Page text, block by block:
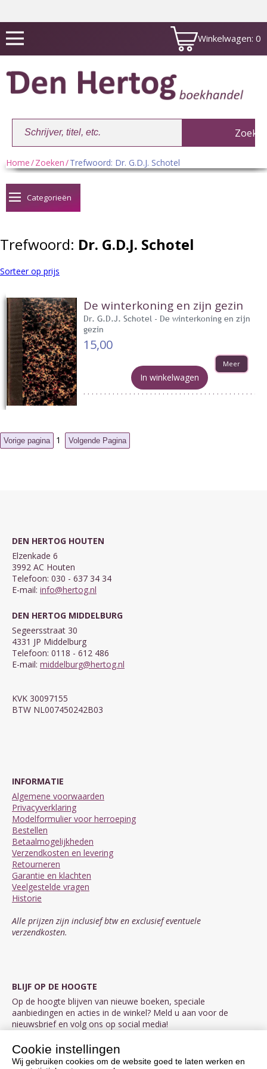
Winkelwagen: 0
Winkelwagen:0
Home/Zoeken/Trefwoord: Dr. G.D.J. Schotel
Categorieën
Trefwoord: Dr. G.D.J. Schotel
Sorteer op prijs
De winterkoning en zijn gezin
Dr. G.D.J. Schotel - De winterkoning en zijn
gezin
15,00
Meer
In winkelwagen
1
DEN HERTOG HOUTEN
Elzenkade 6
3992 AC Houten
Telefoon: 030 - 637 34 34
E-mail: info@hertog.nl
DEN HERTOG MIDDELBURG
Segeersstraat 30
4331 JP Middelburg
Telefoon: 0118 - 612 486
E-mail: middelburg@hertog.nl
KVK 30097155
BTW NL007450242B03
INFORMATIE
Algemene voorwaarden
Privacyverklaring
Modelformulier voor herroeping
Bestellen
Betaalmogelijkheden
Verzendkosten en levering
Retourneren
Garantie en klachten
Veelgestelde vragen
Historie
Alle prijzen zijn inclusief btw en exclusief eventuele
verzendkosten.
BLIJF OP DE HOOGTE
Op de hoogte blijven van nieuwe boeken, speciale
aanbiedingen en acties in de winkel? Meld u aan voor de
nieuwsbrief en volg ons op social media!
Aanmelden nieuwsbrief
Cookie instellingen
Wij gebruiken cookies om de website goed te laten werken en